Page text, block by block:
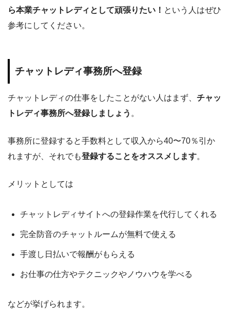
ら本業チャットレディとして頑張りたい！ という人はぜひ
参考にしてください。
チャットレディ事務所へ登録
チャットレディの仕事をしたことがない人はまず、 チャッ
トレディ事務所へ登録しましょう 。
事務所に登録すると手数料として収入から40〜70％引か
れますが、それでも登録することをオススメします。
メリットとしては
チャットレディサイトへの登録作業を代行してくれる
完全防音のチャットルームが無料で使える
手渡し日払いで報酬がもらえる
お仕事の仕方やテクニックやノウハウを学べる
などが挙げられます。